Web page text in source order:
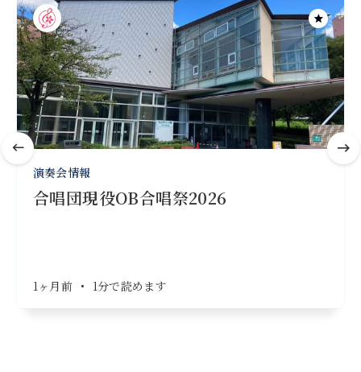
演奏会情報
合唱団現役OB合唱祭2026
1ヶ月前 • 1分で読めます